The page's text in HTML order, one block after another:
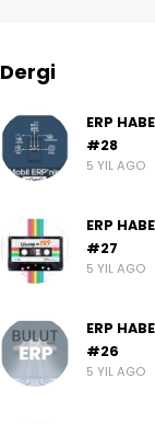
Dergi
ERP
#28
5 YIL AGO
ERP
#27
5 YIL AGO
ERP
#26
5 YIL AGO